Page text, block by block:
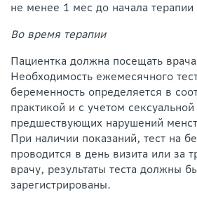
не менее 1 мес до начала
Во время терапии
Пациентка должна посещать
Необходимость ежемесячного
беременность определяется в
практикой и с учетом сексуальной
предшествующих нарушений
При наличии показаний, тест на
проводится в день визита или за
врачу, результаты теста должны
зарегистрированы.